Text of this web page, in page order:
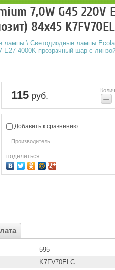
7,0W G45 220V
84x45
лампы \ Светодиодные лампы Ecola
E27 4000K прозрачный шар с
115 руб. −
Добавить к сравнению
Производитель
поделиться
595
K7FV70ELC